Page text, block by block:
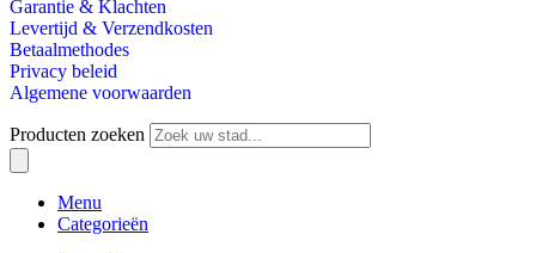
Garantie & Klachten
Levertijd & Verzendkosten
Betaalmethodes
Privacy beleid
Algemene voorwaarden
Producten zoeken
Menu
Categorieën